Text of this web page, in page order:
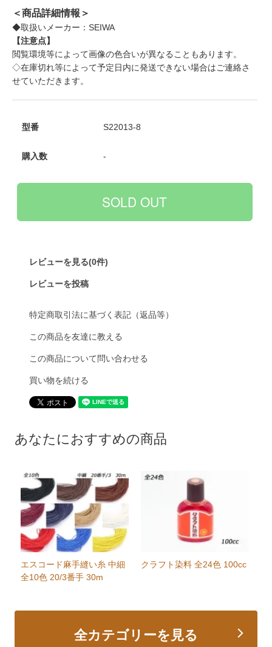
＜商品詳細情報＞
◆取扱いメーカー：SEIWA
【注意点】
閲覧環境等によって画像の色合いが異なることもあります。
◇在庫切れ等によって予定日内に発送できない場合はご連絡さ
せていただきます。
型番 S22013-8
購入数 -
レビューを見る(0件)
レビューを投稿
特定商取引法に基づく表記（返品等）
この商品を友達に教える
この商品について問い合わせる
買い物を続ける
あなたにおすすめの商品
エスコード麻手縫い糸 中細
全10色 20/3番手 30m
クラフト染料 全24色 100cc
全カテゴリーを見る